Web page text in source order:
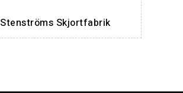
Stenströms Skjortfabrik